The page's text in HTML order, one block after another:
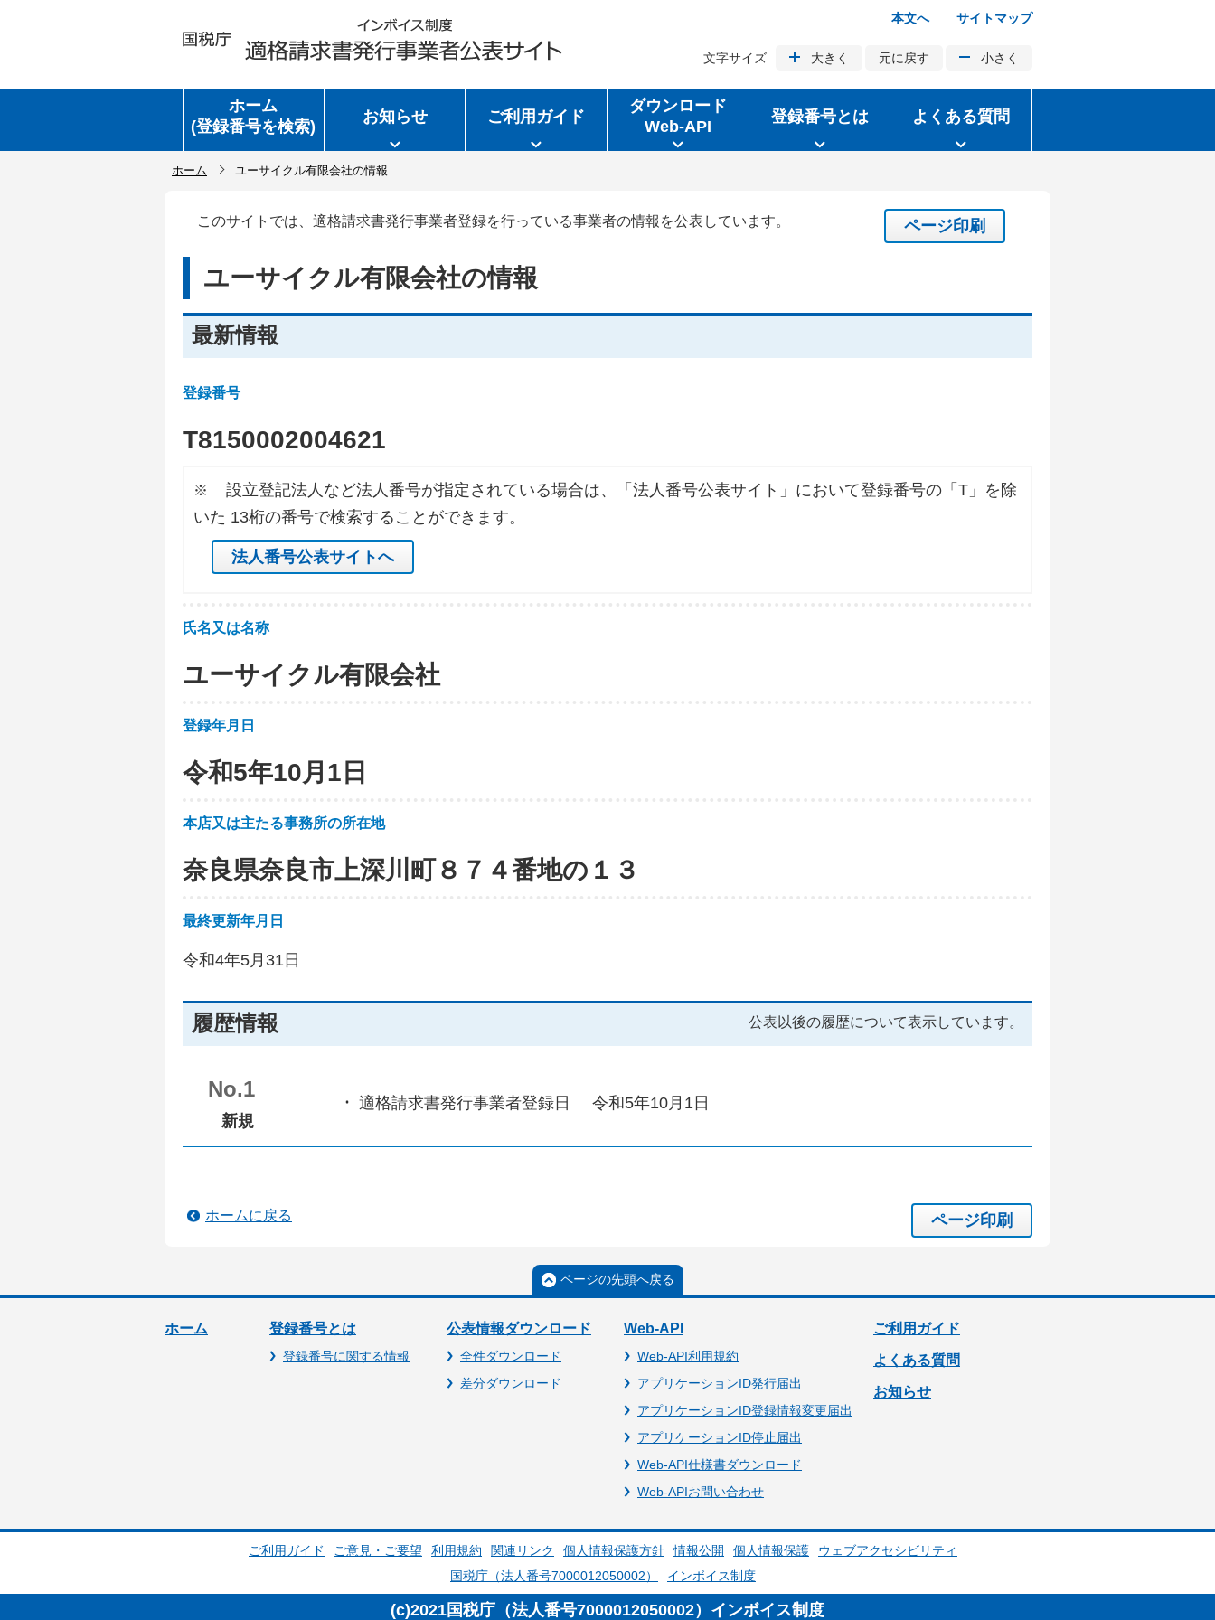
本文へ サイトマップ
文字サイズ 大きく 元に戻す 小さく
ホーム
(登録番号を検索)
お知らせ ご利用ガイド
ダウンロード
Web-API
登録番号とは よくある質問
ホーム ユーサイクル有限会社の情報
このサイトでは、適格請求書発行事業者登録を行っている事業者の情報を公表しています。 ページ印刷
ユーサイクル有限会社の情報
最新情報
登録番号
T8150002004621
※
設立登記法人など法人番号が指定されている場合は、「法人番号公表サイト」において登録番号の「T」を除
いた 13桁の番号で検索することができます。
法人番号公表サイトへ
氏名又は名称
ユーサイクル有限会社
登録年月日
令和5年10月1日
本店又は主たる事務所の所在地
奈良県奈良市上深川町８７４番地の１３
最終更新年月日
令和4年5月31日
履歴情報 公表以後の履歴について表示しています。
No.1
新規
適格請求書発行事業者登録日 令和5年10月1日
ページ印刷
ホームに戻る
ページの先頭へ戻る
ホーム 登録番号とは
登録番号に関する情報
公表情報ダウンロード
全件ダウンロード
差分ダウンロード
Web-API
Web-API利用規約
アプリケーションID発行届出
アプリケーションID登録情報変更届出
アプリケーションID停止届出
Web-API仕様書ダウンロード
Web-APIお問い合わせ
ご利用ガイド
よくある質問
お知らせ
ご利用ガイド ご意見・ご要望 利用規約 関連リンク 個人情報保護方針 情報公開 個人情報保護
ウェブアクセシビリティ
国税庁（法人番号7000012050002）
インボイス制度
(c)2021国税庁（法人番号7000012050002）インボイス制度